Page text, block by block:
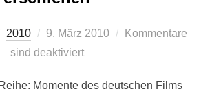
2010
Veröffentlicht
am
9. März 2010
Kommentare
sind deaktiviert
Momente des deutschen Films